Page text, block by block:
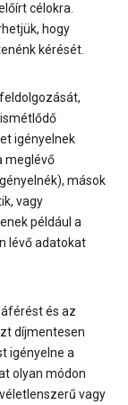
célokra.
hogy
kérését.
igényelnek
meglévő
mások
vagy
például a
lévő adatokat
és az
díjmentesen
igényelne a
olyan módon
vagy